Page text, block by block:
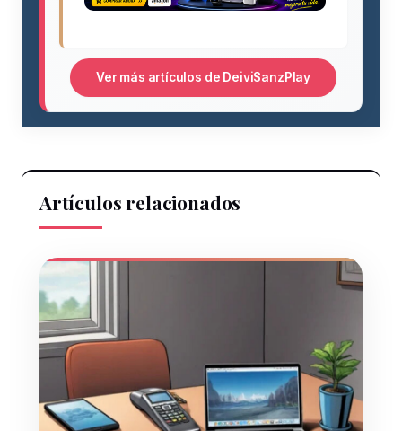
Ver más artículos de DeiviSanzPlay
Artículos relacionados